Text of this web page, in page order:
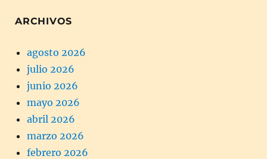
ARCHIVOS
agosto 2026
julio 2026
junio 2026
mayo 2026
abril 2026
marzo 2026
febrero 2026